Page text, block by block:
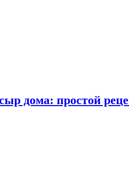
дома: простой